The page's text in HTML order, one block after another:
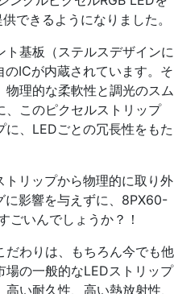
できるようになりました。
ト基板（ステルスデザインに
ICが内蔵されています。そ
理的な柔軟性と調光のスム
、このピクセルストリップ
、LEDごとの冗長性をもた
リップから物理的に取り外
に影響を与えずに、8PX60-
ごいんでしょうか？！
だわりは、もちろん今でも他
の一般的なLEDストリップ
い耐久性、高い熱放射性、